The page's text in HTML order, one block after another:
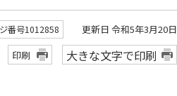
番号1012858
更新日 令和5年3月20日
印刷
大きな文字で印刷